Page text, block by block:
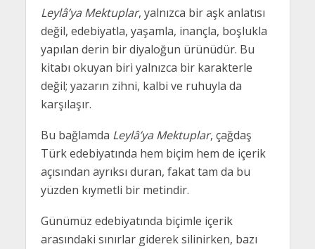
Leylâ’ya Mektuplar, yalnızca bir aşk anlatısı
değil, edebiyatla, yaşamla, inançla, boşlukla
yapılan derin bir diyaloğun ürünüdür. Bu
kitabı okuyan biri yalnızca bir karakterle
değil; yazarın zihni, kalbi ve ruhuyla da
karşılaşır.
Bu bağlamda Leylâ’ya Mektuplar, çağdaş
Türk edebiyatında hem biçim hem de içerik
açısından ayrıksı duran, fakat tam da bu
yüzden kıymetli bir metindir.
Günümüz edebiyatında biçimle içerik
arasındaki sınırlar giderek silinirken, bazı